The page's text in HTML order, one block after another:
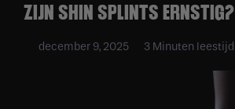
ZIJN SHIN SPLINTS ERNSTIG?
december 9, 2025 3 Minuten leestijd